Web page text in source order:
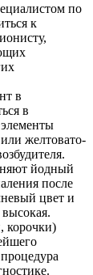
по
к
в
в
желтовато-
йодный
после
цвет и
корочки)